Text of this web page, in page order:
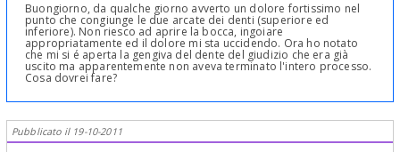
Buongiorno, da qualche giorno avverto un dolore fortissimo nel
punto che congiunge le due arcate dei denti (superiore ed
inferiore). Non riesco ad aprire la bocca, ingoiare
appropriatamente ed il dolore mi sta uccidendo. Ora ho notato
che mi si é aperta la gengiva del dente del giudizio che era già
uscito ma apparentemente non aveva terminato l'intero processo.
Cosa dovrei fare?
Pubblicato il 19-10-2011